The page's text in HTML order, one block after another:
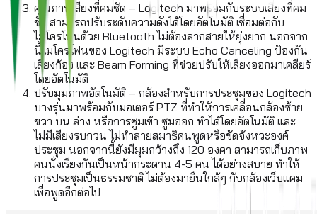
คุณภาพเสียงที่คมชัด – Logitech มาพร้อมกับระบบเสียงที่คม
ชัด สามารถปรับระดับความดังได้โดยอัตโนมัติ เชื่อมต่อกับ
ไมโครโฟนด้วย Bluetooth ไม่ต้องลากสายให้ยุ่งยาก นอกจาก
นี้ไมโครโฟนของ Logitech มีระบบ Echo Canceling ป้องกัน
เสียงก้อง และ Beam Forming ที่ช่วยปรับให้เสียงออกมาเคลียร์
โดยอัตโนมัติ
ปรับมุมภาพอัตโนมัติ – กล้องสำหรับการประชุมของ Logitech
บางรุ่นมาพร้อมกับมอเตอร์ PTZ ที่ทำให้การเคลื่อนกล้องซ้าย
ขวา บน ล่าง หรือการซูมเข้า ซูมออก ทำได้โดยอัตโนมัติ และ
ไม่มีเสียงรบกวน ไม่ทำลายสมาธิคนพูดหรือขัดจังหวะองค์
ประชุม นอกจากนี้ยังมีมุมกว้างถึง 120 องศา สามารถเก็บภาพ
คนนั่งเรียงกันเป็นหน้ากระดาน 4-5 คน ได้อย่างสบาย ทำให้
การประชุมเป็นธรรมชาติ ไม่ต้องมายืนใกล้ๆ กับกล้องเว็บแคม
เพื่อพูดอีกต่อไป